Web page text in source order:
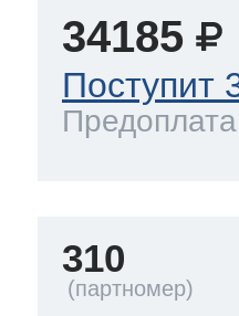
34185
Поступит
310